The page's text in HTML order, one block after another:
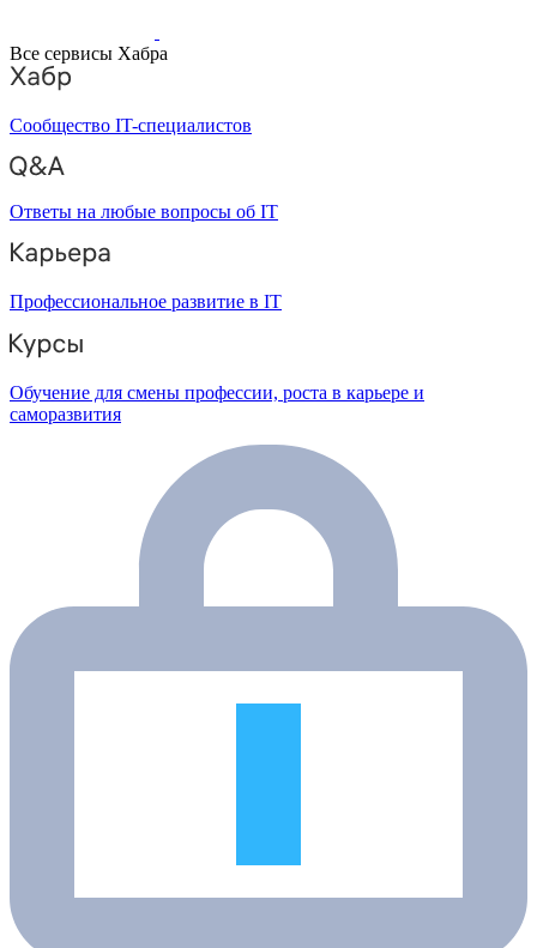
Все сервисы Хабра
Сообщество IT-специалистов
Ответы на любые вопросы об IT
Профессиональное развитие в IT
Обучение для смены профессии, роста в карьере и
саморазвития